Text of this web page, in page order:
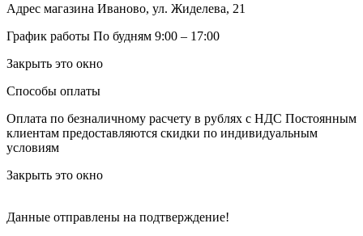
Адрес магазина Иваново, ул. Жиделева, 21
График работы По будням 9:00 – 17:00
Закрыть это окно
Способы оплаты
Оплата по безналичному расчету в рублях с НДС Постоянным
клиентам предоставляются скидки по индивидуальным
условиям
Закрыть это окно
Данные отправлены на подтверждение!